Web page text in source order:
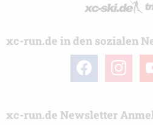
xc-run.de in den sozialen
facebook instagram
xc-run.de Newsletter